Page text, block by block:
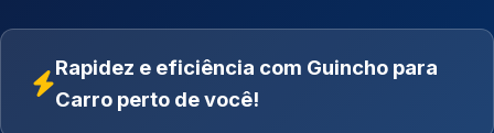
Rapidez e eficiência com Guincho para
Carro perto de você!